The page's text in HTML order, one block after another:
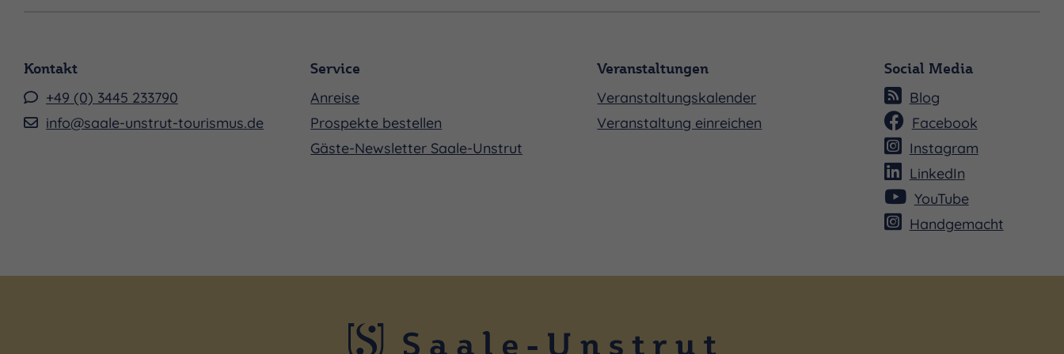
Kontakt
+49 (0) 3445 233790
info@saale-unstrut-tourismus.de
Service
Anreise
Prospekte bestellen
Gäste-Newsletter Saale-Unstrut
Veranstaltungen
Veranstaltungskalender
Veranstaltung einreichen
Social Media
Blog
Facebook
Instagram
LinkedIn
YouTube
Handgemacht